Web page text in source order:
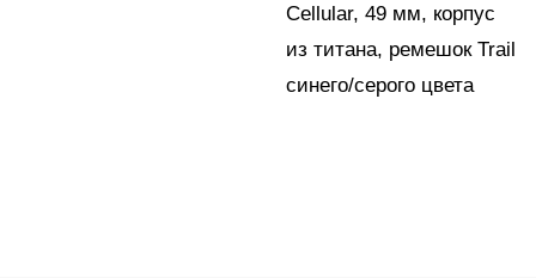
Cellular, 49 мм, корпус
из титана, ремешок Trail
синего/серого цвета